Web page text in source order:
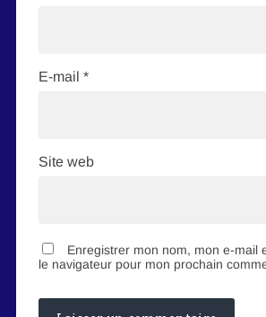
E-mail *
Site web
Enregistrer mon nom, mon e-mail
le navigateur pour mon prochain